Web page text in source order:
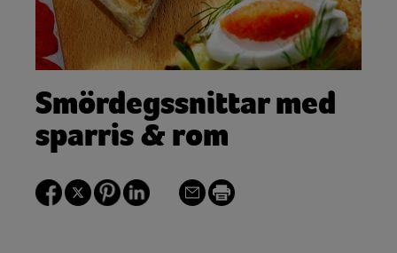
Smördegssnittar med
sparris & rom